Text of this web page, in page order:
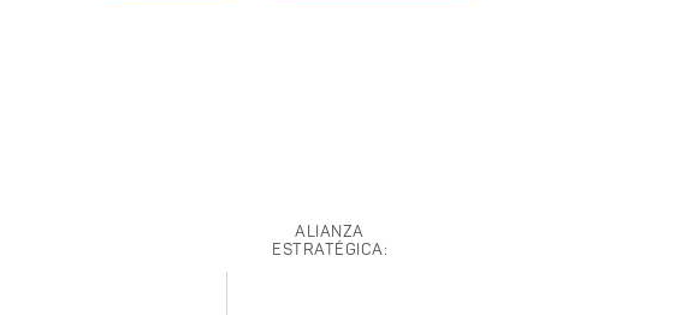
ALIANZA
ESTRATÉGICA: